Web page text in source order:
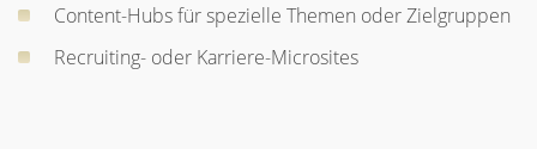
Content-Hubs für spezielle Themen oder Zielgruppen
Recruiting- oder Karriere-Microsites